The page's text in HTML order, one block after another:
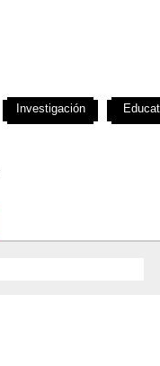
Investigación